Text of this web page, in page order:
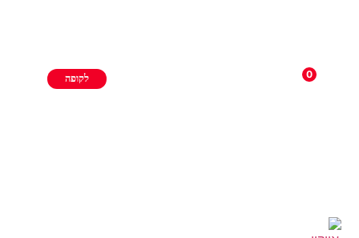
0 לקופה